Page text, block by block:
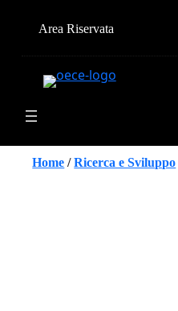
Area Riservata
Home /Ricerca e Sviluppo